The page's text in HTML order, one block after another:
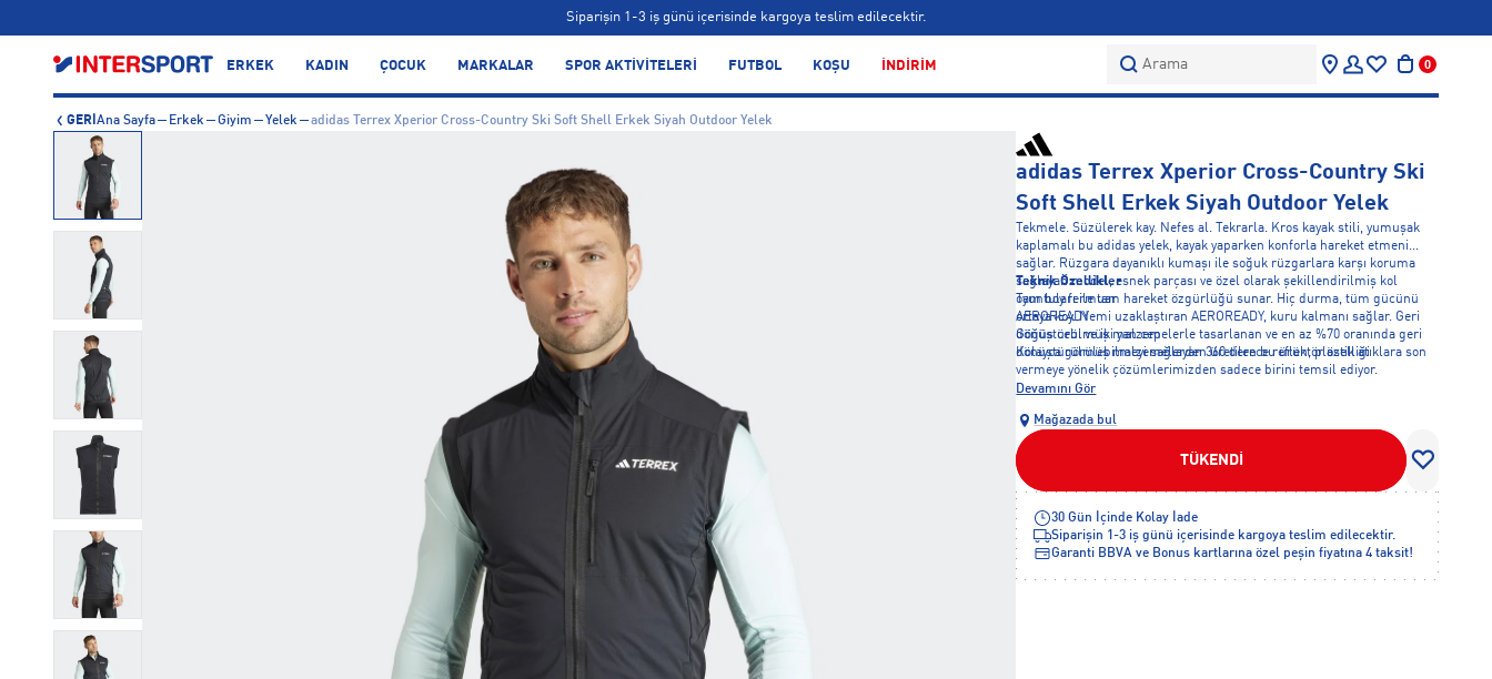
Siparişin 1-3 iş günü içerisinde kargoya teslim edilecektir.
Bonus kartlara özel vade farksız taksit seçenekleri!
ERKEK KADIN ÇOCUK MARKALAR SPOR AKTİVİTELERİ FUTBOL KOŞU İNDİRİM Arama 0
GERİ Ana Sayfa Erkek Giyim Yelek adidas Terrex Xperior Cross-Country Ski Soft Shell Erkek Siyah Outdoor Yelek
adidas Terrex Xperior Cross-Country Ski
Soft Shell Erkek Siyah Outdoor Yelek
Tekmele. Süzülerek kay. Nefes al. Tekrarla. Kros kayak stili, yumuşak
kaplamalı bu adidas yelek, kayak yaparken konforla hareket etmeni
sağlar. Rüzgara dayanıklı kumaşı ile soğuk rüzgarlara karşı koruma
sağlayan model, esnek parçası ve özel olarak şekillendirilmiş kol
oyuntuları ile tam hareket özgürlüğü sunar. Hiç durma, tüm gücünü
ortaya koy. Nemi uzaklaştıran AEROREADY, kuru kalmanı sağlar. Geri
dönüştürülmüş malzemelerle tasarlanan ve en az %70 oranında geri
dönüştürülmüş malzemelerden üretilen bu ürün, plastik atıklara son
vermeye yönelik çözümlerimizden sadece birini temsil ediyor.
Teknik Özellikler
Tam boy fermuar
AEROREADY
Göğüs cebi ve iki yan cep
Kolayca görülebilmeyi sağlayan 360 derece reflektör özelliği
Devamını Gör
Mağazada bul
TÜKENDİ
30 Gün İçinde Kolay İade
Siparişin 1-3 iş günü içerisinde kargoya teslim edilecektir.
Garanti BBVA ve Bonus kartlarına özel peşin fiyatına 4 taksit!